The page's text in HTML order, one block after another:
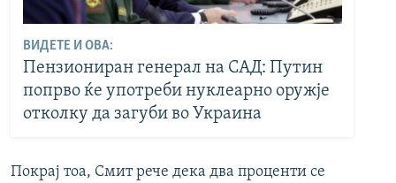
ВИДЕТЕ И ОВА:
Пензиониран генерал на САД: Путин
попрво ќе употреби нуклеарно оружје
отколку да загуби во Украина
Покрај тоа, Смит рече дека два проценти се